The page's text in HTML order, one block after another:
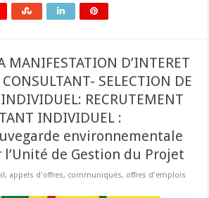
MANIFESTATION D’INTERET
SELECTION DE
RECRUTEMENT
INDIVIDUEL :
environnementale
de Gestion du Projet
, appels d'offres, communiqués, offres d'emplois